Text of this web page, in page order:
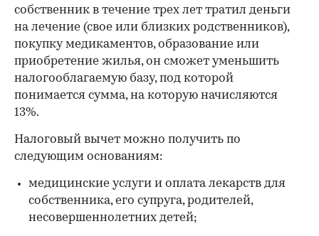
собственник в течение трех лет тратил деньги
на лечение (свое или близких родственников),
покупку медикаментов, образование или
приобретение жилья, он сможет уменьшить
налогооблагаемую базу, под которой
понимается сумма, на которую начисляются
13%.
Налоговый вычет можно получить по
следующим основаниям:
медицинские услуги и оплата лекарств для
собственника, его супруга, родителей,
несовершеннолетних детей;